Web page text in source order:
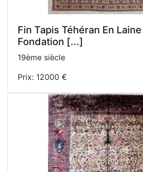
Fin Tapis Téhéran En
Fondation [...]
19ème siècle
Prix: 12000 €